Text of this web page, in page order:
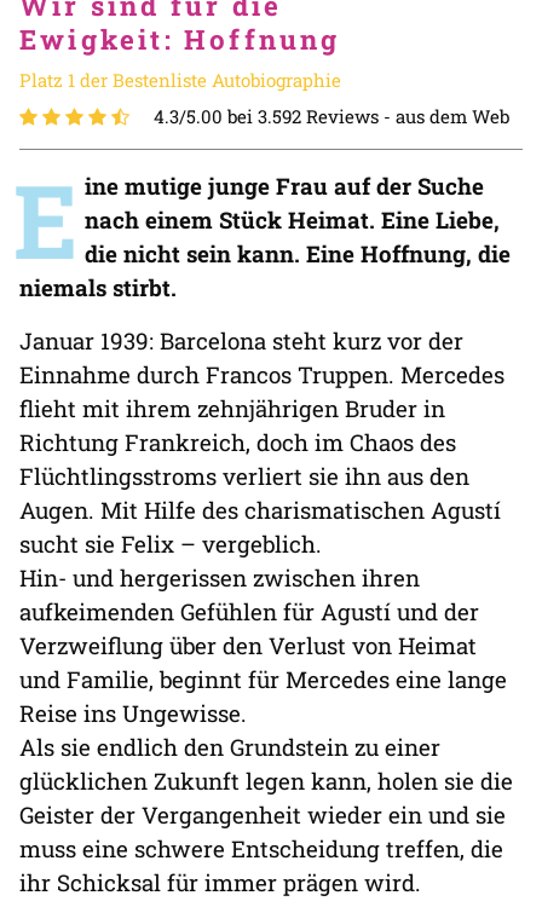
Ewigkeit: Hoffnung
Platz 1 der Bestenliste Autobiographie
4.3/5.00 bei 3.592 Reviews - aus dem Web
E ine mutige junge Frau auf der Suche
nach einem Stück Heimat. Eine Liebe,
die nicht sein kann. Eine Hoffnung, die
niemals stirbt.
Januar 1939: Barcelona steht kurz vor der
Einnahme durch Francos Truppen. Mercedes
flieht mit ihrem zehnjährigen Bruder in
Richtung Frankreich, doch im Chaos des
Flüchtlingsstroms verliert sie ihn aus den
Augen. Mit Hilfe des charismatischen Agustí
sucht sie Felix – vergeblich.
Hin- und hergerissen zwischen ihren
aufkeimenden Gefühlen für Agustí und der
Verzweiflung über den Verlust von Heimat
und Familie, beginnt für Mercedes eine lange
Reise ins Ungewisse.
Als sie endlich den Grundstein zu einer
glücklichen Zukunft legen kann, holen sie die
Geister der Vergangenheit wieder ein und sie
muss eine schwere Entscheidung treffen, die
ihr Schicksal für immer prägen wird.